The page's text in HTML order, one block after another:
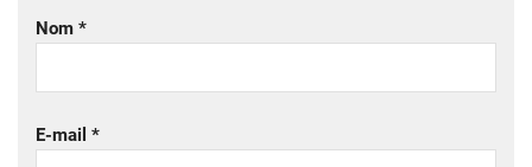
Nom *
E-mail *